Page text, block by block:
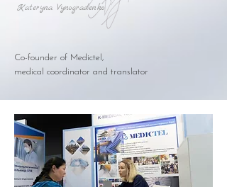
Kateryna Vynogradenko
Co-founder of Medictel,
medical coordinator and translator